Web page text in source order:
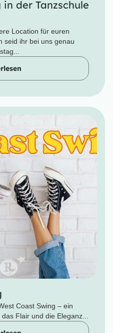
der Tanzschule
Location für euren
seid ihr bei uns genau
Coast Swing – ein
Flair und die Eleganz...